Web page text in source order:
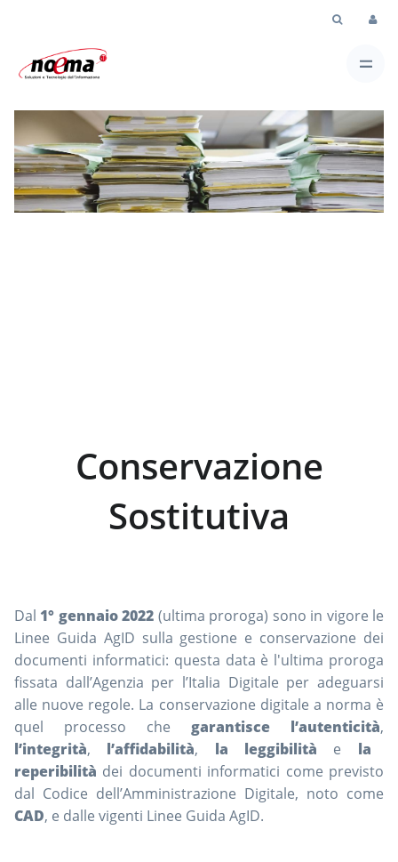
Conservazione
Sostitutiva
Dal 1° gennaio 2022 (ultima proroga) sono in vigore le
Linee Guida AgID sulla gestione e conservazione dei
documenti informatici: questa data è l'ultima proroga
fissata dall’Agenzia per l’Italia Digitale per adeguarsi
alle nuove regole. La conservazione digitale a norma è
quel processo che garantisce l’autenticità,
l’integrità, l’affidabilità, la leggibilità e la
reperibilità dei documenti informatici come previsto
dal Codice dell’Amministrazione Digitale, noto come
CAD, e dalle vigenti Linee Guida AgID.